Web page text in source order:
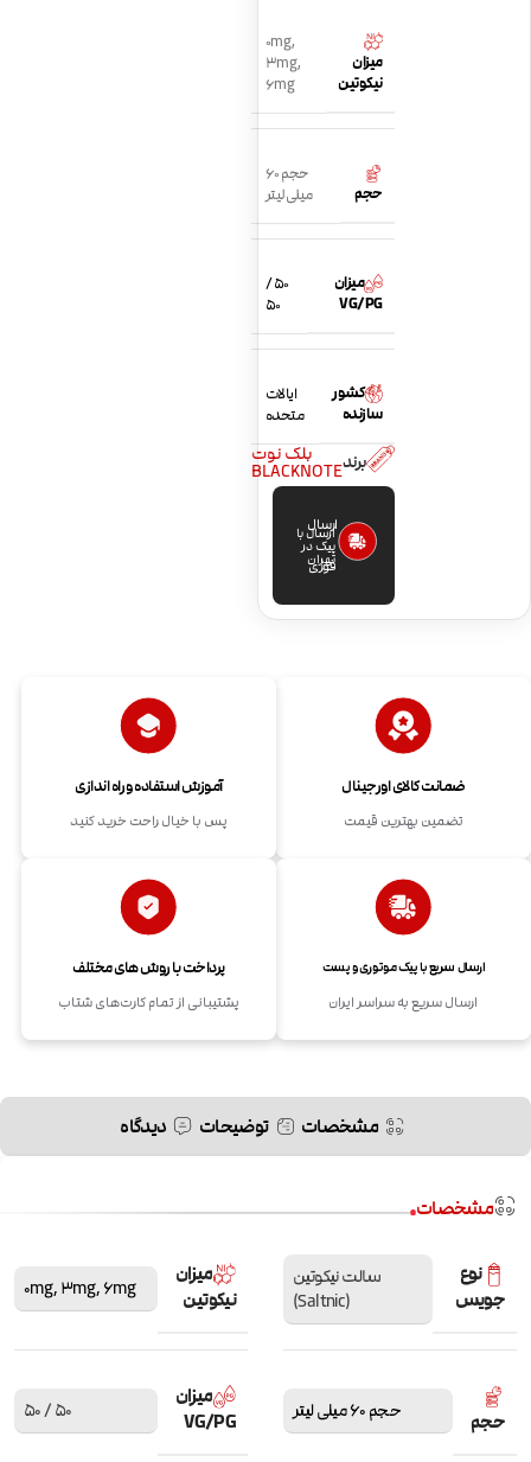
میزان
نیکوتین
0mg,
3mg,
6mg
حجم
حجم 60
میلی لیتر
میزان
VG/PG
50 /
50
کشور
سازنده
ایالات
متحده
برند بلک نوت
BLACKNOTE
ارسال
فوری
ارسال با
پیک در
تهران
ضمانت کالای اورجینال
تضمین بهترین قیمت
آموزش استفاده و راه اندازی
پس با خیال راحت خرید کنید
ارسال سریع با پیک موتوری و پست
ارسال سریع به سراسر ایران
پرداخت با روش های مختلف
پشتیبانی از تمام کارت‌های شتاب
مشخصات توضیحات دیدگاه
مشخصات
نوع
جویس
سالت نیکوتین
(Saltnic)
میزان
نیکوتین
0mg,3mg,6mg
حجم حجم 60 میلی لیتر
میزان
VG/PG
50 / 50